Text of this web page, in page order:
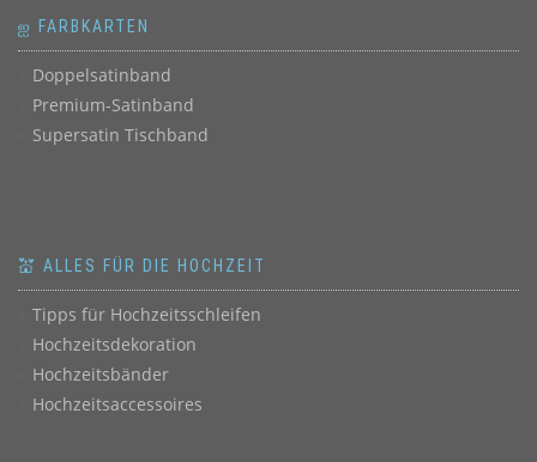
ஐ FARBKARTEN
Doppelsatinband
Premium-Satinband
Supersatin Tischband
💒 ALLES FÜR DIE HOCHZEIT
Tipps für Hochzeitsschleifen
Hochzeitsdekoration
Hochzeitsbänder
Hochzeitsaccessoires